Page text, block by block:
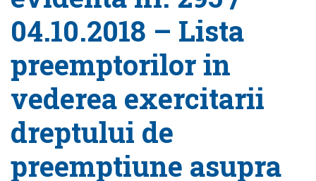
04.10.2018 – Lista
preemptorilor in
vederea exercitarii
dreptului de
preemptiune asupra